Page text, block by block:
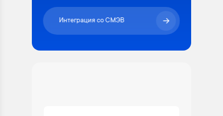
Интеграция со СМЭВ